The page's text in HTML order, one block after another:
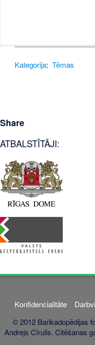
Kategorija: Tēmas
Share
ATBALSTĪTĀJI:
Konfidencialitāte
© 2012 Barikadopēdijas
Andrejs Cīrulis. Citēšanas